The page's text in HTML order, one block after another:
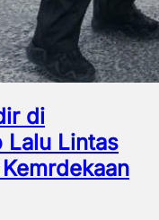
di
Lalu Lintas